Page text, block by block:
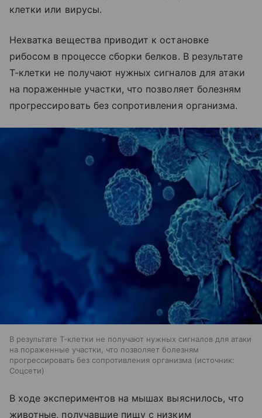
клетки или вирусы.
Нехватка вещества приводит к остановке
рибосом в процессе сборки белков. В результате
Т-клетки не получают нужных сигналов для атаки
на пораженные участки, что позволяет болезням
прогрессировать без сопротивления организма.
В результате Т-клетки не получают нужных сигналов для атаки
на пораженные участки, что позволяет болезням
прогрессировать без сопротивления организма
источник:
Соцсети
В ходе экспериментов на мышах выяснилось, что
животные, получавшие пищу с низким